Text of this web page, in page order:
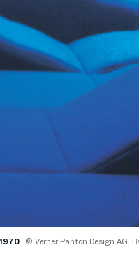
© Verner Panton Design AG,